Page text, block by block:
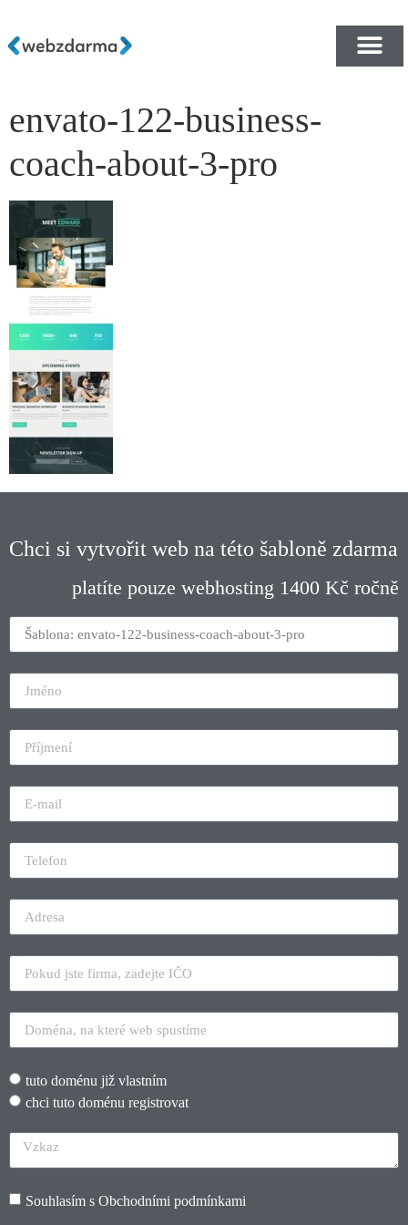
envato-122-business-
coach-about-3-pro
Chci si vytvořit web na této šabloně zdarma
platíte pouze webhosting 1400 Kč ročně
tuto doménu již vlastním
chci tuto doménu registrovat
Souhlasím s Obchodními podmínkami